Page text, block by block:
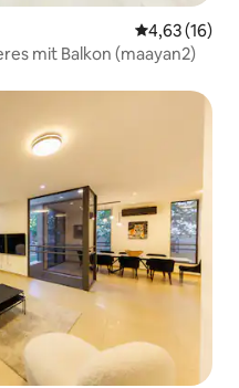
4,63 (16)
mit Balkon (maayan2)